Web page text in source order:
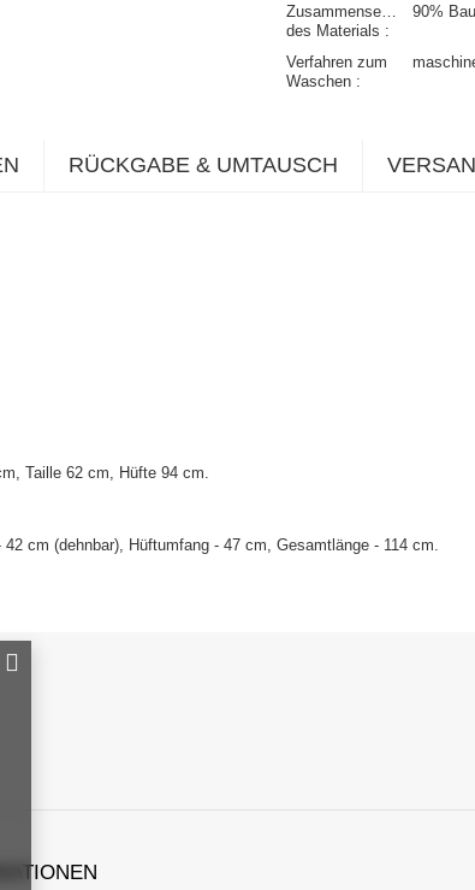
Zusammensetzung
des Materials
90%
Verfahren zum
Waschen
RÜCKGABE & UMTAUSCH
Taille 62 cm, Hüfte 94 cm.
cm (dehnbar), Hüftumfang - 47 cm, Gesamtlänge - 114 cm.